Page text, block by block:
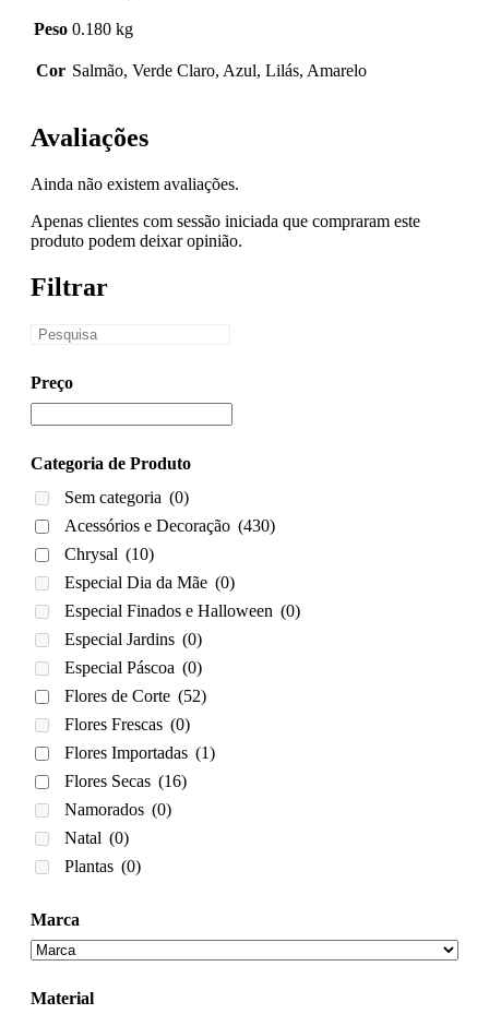
Peso 0.180 kg
Cor Salmão, Verde Claro, Azul, Lilás, Amarelo
Avaliações
Ainda não existem avaliações.
Apenas clientes com sessão iniciada que compraram este
produto podem deixar opinião.
Filtrar
Preço
Categoria de Produto
Sem categoria (0)
Acessórios e Decoração (430)
Chrysal (10)
Especial Dia da Mãe (0)
Especial Finados e Halloween (0)
Especial Jardins (0)
Especial Páscoa (0)
Flores de Corte (52)
Flores Frescas (0)
Flores Importadas (1)
Flores Secas (16)
Namorados (0)
Natal (0)
Plantas (0)
Marca
Material